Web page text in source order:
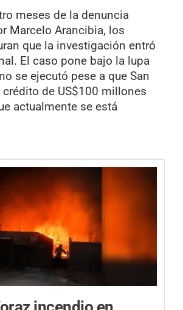
meses de la denuncia
Marcelo Arancibia, los
que la investigación entró
El caso pone bajo la lupa
se ejecutó pese a que San
de US$100 millones
actualmente se está